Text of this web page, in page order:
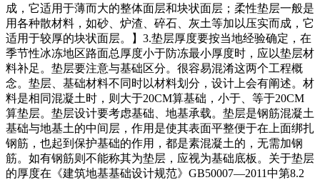
成，它适用于薄而大的整体面层和块状面层；柔性垫层一般是
用各种散材料，如砂、炉渣、碎石、灰土等加以压实而成，它
适用于较厚的块状面层。】3.垫层厚度要按当地经验确定，在
季节性冰冻地区路面总厚度小于防冻最小厚度时，应以垫层材
料补足。垫层要注意与基础区分。很容易混淆这两个工程概
念。垫层、基础材料不同时以材料划分，设计上会有阐述。材
料是相同混凝土时，则大于20CM算基础，小于、等于20CM
算垫层。垫层设计要考虑基础、地基承载。垫层是钢筋混凝土
基础与地基土的中间层，作用是使其表面平整便于在上面绑扎
钢筋，也起到保护基础的作用，都是素混凝土的，无需加钢
筋。如有钢筋则不能称其为垫层，应视为基础底板。关于垫层
的厚度在《建筑地基基础设计规范》GB50007—2011中第8.2